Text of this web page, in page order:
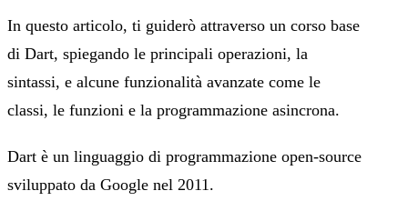
In questo articolo, ti guiderò attraverso un corso base
di Dart, spiegando le principali operazioni, la
sintassi, e alcune funzionalità avanzate come le
classi, le funzioni e la programmazione asincrona.
Dart è un linguaggio di programmazione open-source
sviluppato da Google nel 2011.